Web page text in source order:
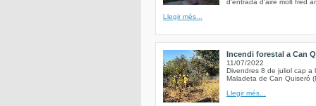
d'entrada d'aire molt fred
Llegir més...
Incendi forestal a Can
11/07/2022
Divendres 8 de juliol cap a
Maladeta de Can Quiseró
Llegir més...